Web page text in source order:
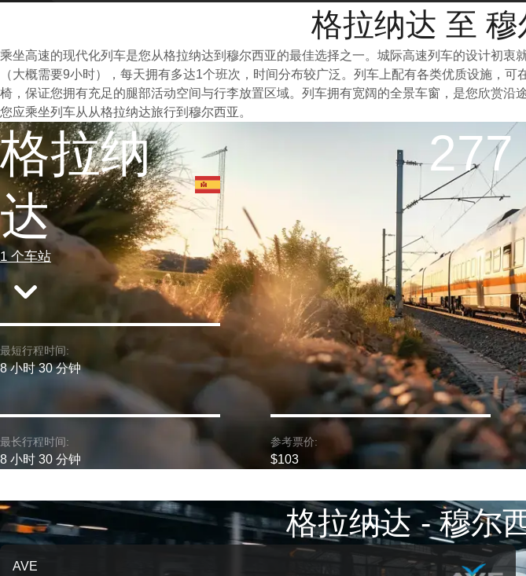
格拉纳达 至
乘坐高速的现代化列车是您从格拉纳达到穆尔西亚的最佳选择之一。城际高速列车的设计初
（大概需要9小时），每天拥有多达1个班次，时间分布较广泛。列车上配有各类优质设施，
椅，保证您拥有充足的腿部活动空间与行李放置区域。列车拥有宽阔的全景车窗，是您欣赏
您应乘坐列车从从格拉纳达旅行到穆尔西亚。
格拉纳
达
1 个车站
277
最短行程时间:
8 小时 30 分钟
最长行程时间:
8 小时 30 分钟
参考票价:
$103
格拉纳达 - 穆尔
AVE